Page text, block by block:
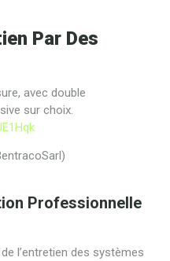
Par Des
avec double
sur choix.
Professionnelle
l’entretien des systèmes